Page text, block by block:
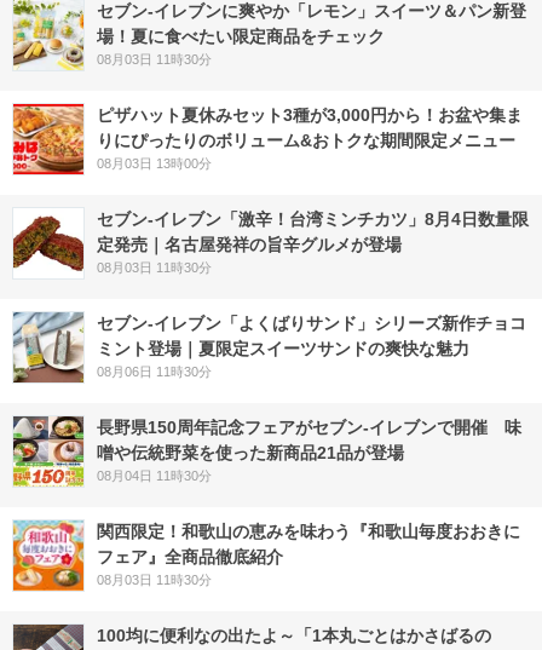
セブン‐イレブンに爽やか「レモン」スイーツ＆パン新登
場！夏に食べたい限定商品をチェック
08月03日 11時30分
ピザハット夏休みセット3種が3,000円から！お盆や集ま
りにぴったりのボリューム&おトクな期間限定メニュー
08月03日 13時00分
セブン-イレブン「激辛！台湾ミンチカツ」8月4日数量限
定発売｜名古屋発祥の旨辛グルメが登場
08月03日 11時30分
セブン‐イレブン「よくばりサンド」シリーズ新作チョコ
ミント登場｜夏限定スイーツサンドの爽快な魅力
08月06日 11時30分
長野県150周年記念フェアがセブン-イレブンで開催 味
噌や伝統野菜を使った新商品21品が登場
08月04日 11時30分
関西限定！和歌山の恵みを味わう『和歌山毎度おおきに
フェア』全商品徹底紹介
08月03日 11時30分
100均に便利なの出たよ～「1本丸ごとはかさばるの